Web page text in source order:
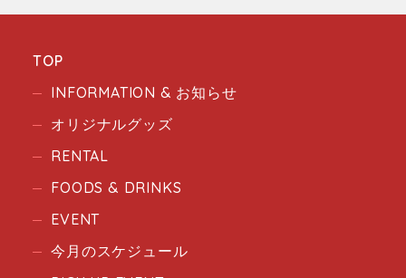
TOP
INFORMATION & お知らせ
オリジナルグッズ
RENTAL
FOODS & DRINKS
EVENT
今月のスケジュール